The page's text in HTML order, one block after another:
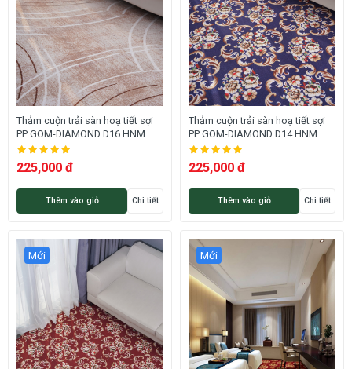
Thảm cuộn trải sàn hoạ tiết sợi
PP GOM-DIAMOND D16 HNM
225,000 đ
Thêm vào giỏ Chi tiết
Thảm cuộn trải sàn hoạ tiết sợi
PP GOM-DIAMOND D14 HNM
225,000 đ
Thêm vào giỏ Chi tiết
Mới Mới